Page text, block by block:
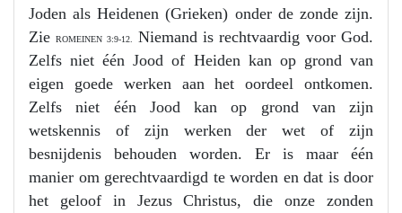
Joden als Heidenen (Grieken) onder de zonde zijn.
ZieROMEINEN 3:9-12.
Niemand is rechtvaardig voor God.
Zelfs niet één Jood of Heiden kan op grond van
eigen goede werken aan het oordeel ontkomen.
Zelfs niet één Jood kan op grond van zijn
wetskennis of zijn werken der wet of zijn
besnijdenis behouden worden. Er is maar één
manier om gerechtvaardigd te worden en dat is door
het geloof in Jezus Christus, die onze zonden